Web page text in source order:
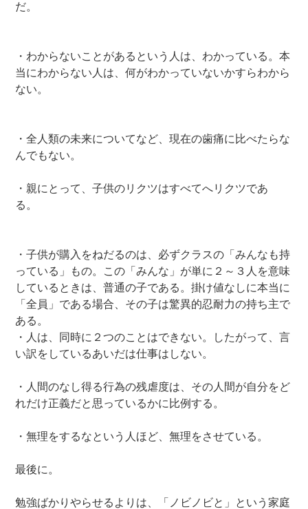
だ。
・わからないことがあるという人は、わかっている。本
当にわからない人は、何がわかっていないかすらわから
ない。
・全人類の未来についてなど、現在の歯痛に比べたらな
んでもない。
・親にとって、子供のリクツはすべてへリクツであ
る。
・子供が購入をねだるのは、必ずクラスの「みんなも持
っている」もの。この「みんな」が単に２～３人を意味
しているときは、普通の子である。掛け値なしに本当に
「全員」である場合、その子は驚異的忍耐力の持ち主で
ある。
・人は、同時に２つのことはできない。したがって、言
い訳をしているあいだは仕事はしない。
・人間のなし得る行為の残虐度は、その人間が自分をど
れだけ正義だと思っているかに比例する。
・無理をするなという人ほど、無理をさせている。
最後に。
勉強ばかりやらせるよりは、「ノビノビと」という家庭